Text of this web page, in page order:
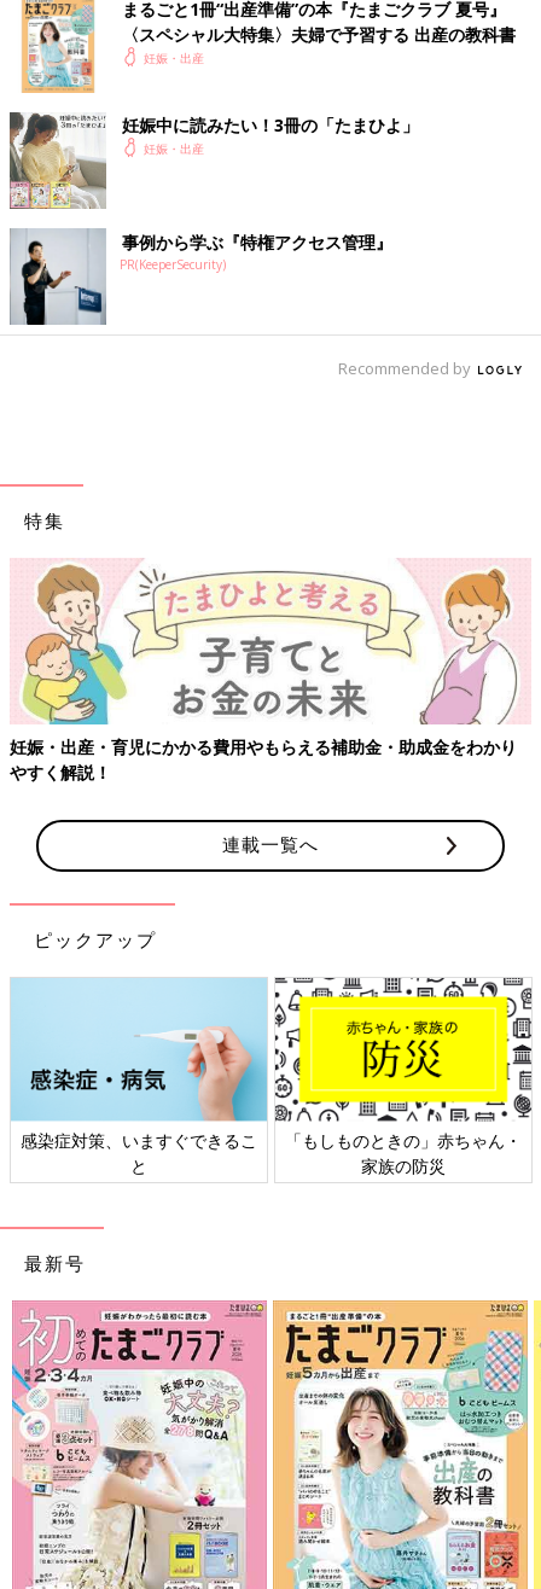
まるごと1冊“出産準備”の本『たまごクラブ 夏号』
〈スペシャル大特集〉夫婦で予習する 出産の教科書
妊娠・出産
妊娠中に読みたい！3冊の「たまひよ」
妊娠・出産
事例から学ぶ『特権アクセス管理』
PR(KeeperSecurity)
Recommended by
特集
妊娠・出産・育児にかかる費用やもらえる補助金・助成金をわかり
やすく解説！
連載一覧へ
ピックアップ
感染症対策、いますぐできるこ
と
「もしものときの」赤ちゃん・
家族の防災
最新号